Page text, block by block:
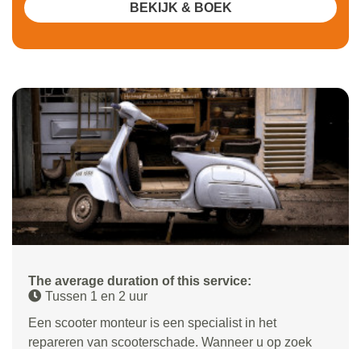
The average duration of this service:
Tussen 1 en 2 uur
Een scooter monteur is een specialist in het
repareren van scooterschade. Wanneer u op zoek
BEKIJK & BOEK